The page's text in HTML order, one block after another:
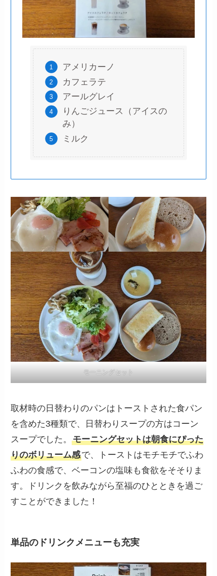
アメリカーノ
カフェラテ
アールグレイ
りんごジュース（アイスの
み）
ミルク
モーニングセット
取材時の日替わりのパンはトーストされた食パン
を含めた3種類で、日替わりスープの方はコーン
スープでした。モーニングセットは朝食にぴった
りのボリューム感で、トーストはモチモチでふわ
ふわの食感で、ベーコンの塩味も食欲をそそりま
す。ドリンクを飲みながら至福のひとときを過ご
すことができました！
単品のドリンクメニューも充実